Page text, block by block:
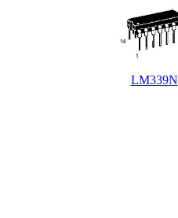
LM339N